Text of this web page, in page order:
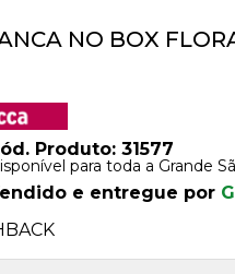
NO BOX
Produto: 31577
para toda a Grande
e entregue por